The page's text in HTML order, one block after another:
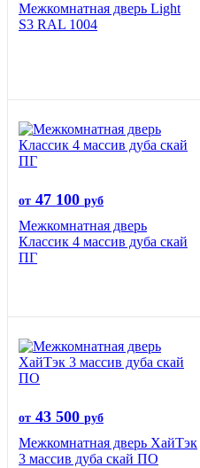
Межкомнатная дверь Light
S3 RAL 1004
от 47 100 руб
Межкомнатная дверь
Классик 4 массив дуба скай
ПГ
от 43 500 руб
Межкомнатная дверь ХайТэк
3 массив дуба скай ПО